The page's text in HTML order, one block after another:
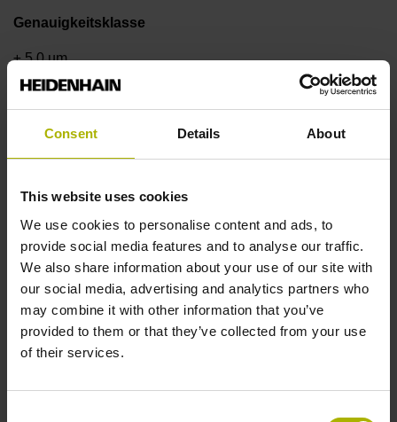
Consent Details About
This website uses cookies
We use cookies to personalise content and ads, to
provide social media features and to analyse our traffic.
We also share information about your use of our site with
our social media, advertising and analytics partners who
may combine it with other information that you’ve
provided to them or that they’ve collected from your use
of their services.
Genauigkeitsklasse
± 5,0 µm
720,00 mm
Referenzmarkenlage
10 mm (Abstand vom Beginn der
Messlänge)